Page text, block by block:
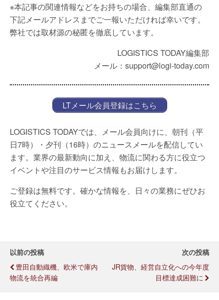
※本記事の関連情報などをお持ちの場合、編集部直通の
下記メールアドレスまでご一報いただければ幸いです。
弊社では取材源の秘匿を徹底しています。
LOGISTICS TODAY編集部
メール：support@logi-today.com
LTメール会員登録はこちら
LOGISTICS TODAYでは、メール会員向けに、朝刊（平
日7時）・夕刊（16時）のニュースメールを配信してい
ます。業界の最新動向に加え、物流に関わる方に役立つ
イベントや注目のサービス情報もお届けします。
ご登録は無料です。確かな情報を、日々の業務にぜひお
役立てください。
以前の投稿
豊田自動織機、欧米で庫内
物流を統合再編
次の投稿
JR貨物、経営自立化への今年度
目標達成困難に